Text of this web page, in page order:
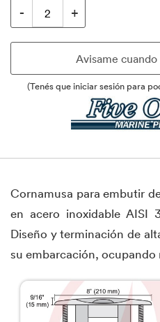
(Tenés que iniciar sesión para
Cornamusa para embutir
en acero inoxidable AISI
Diseño y terminación de
su embarcación, ocupando